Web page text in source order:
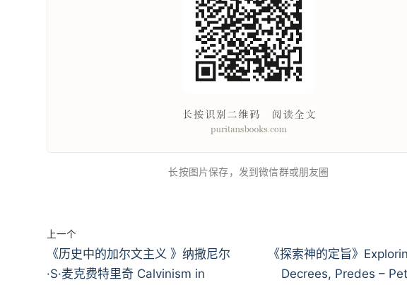
长按图片保存，发到微信群或朋友圈
上一个
《历史中的加尔文主义 》纳撒尼尔
·S·麦克费特里奇 Calvinism in
《探索神的定旨》
Decrees, Predes –